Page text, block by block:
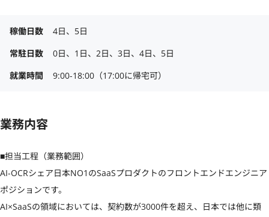
稼働日数
4日、5日
常駐日数
0日、1日、2日、3日、4日、5日
就業時間
9:00-18:00（17:00に帰宅可）
業務内容
■担当工程（業務範囲）
AI-OCRシェア日本NO1のSaaSプロダクトのフロントエンドエンジニア
ポジションです。
AI×SaaSの領域においては、契約数が3000件を超え、日本では他に類